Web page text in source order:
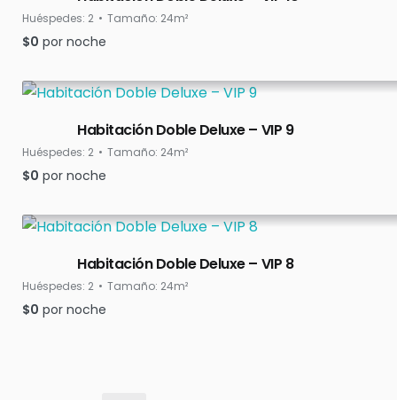
Huéspedes: 2 Tamaño: 24m²
$0 por noche
Habitación Doble Deluxe – VIP 9
Huéspedes: 2 Tamaño: 24m²
$0 por noche
Habitación Doble Deluxe – VIP 8
Huéspedes: 2 Tamaño: 24m²
$0 por noche